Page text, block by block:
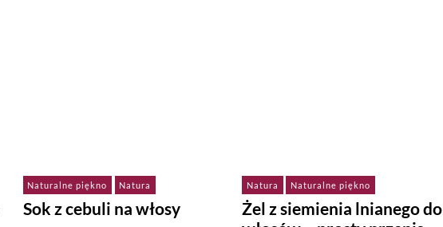
Naturalne piękno Natura
Sok z cebuli na włosy
Natura Naturalne piękno
Żel z siemienia lnianego do